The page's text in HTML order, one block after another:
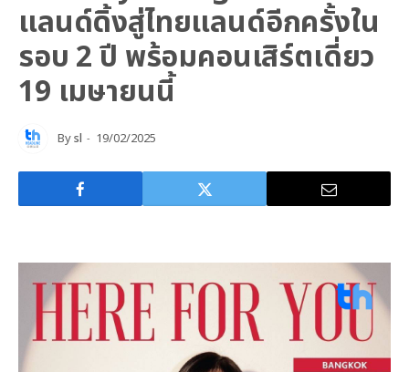
แลนด์ดิ้งสู่ไทยแลนด์อีกครั้งใน
รอบ 2 ปี พร้อมคอนเสิร์ตเดี่ยว
19 เมษายนนี้
Bysl 19/02/2025